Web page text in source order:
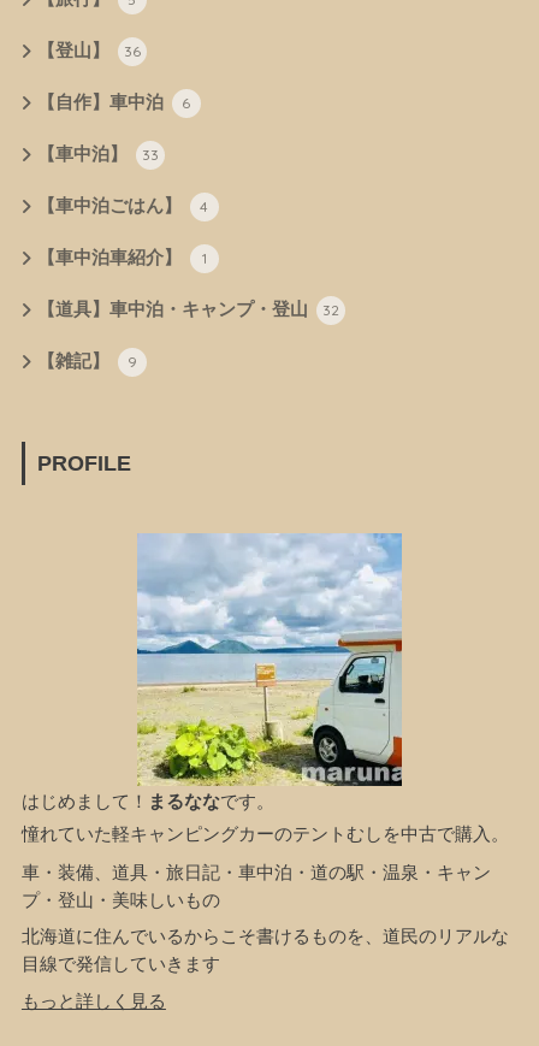
【登山】 36
【自作】車中泊 6
【車中泊】 33
【車中泊ごはん】 4
【車中泊車紹介】 1
【道具】車中泊・キャンプ・登山 32
【雑記】 9
PROFILE
はじめまして！ まるななです。
憧れていた軽キャンピングカーのテントむしを中古で購入。
車・装備、道具・旅日記・車中泊・道の駅・温泉・キャン
プ・登山・美味しいもの
北海道に住んでいるからこそ書けるものを、道民のリアルな
目線で発信していきます
もっと詳しく見る